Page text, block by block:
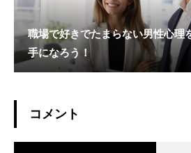
職場で好きでたまらない男性心理
手になろう！
コメント